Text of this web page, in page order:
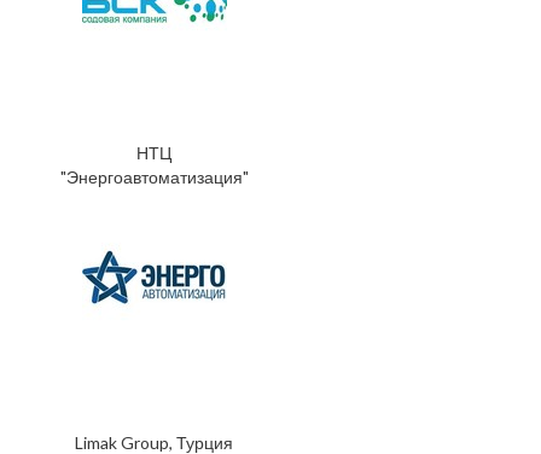
НТЦ
"Энергоавтоматизация"
Limak Group, Турция